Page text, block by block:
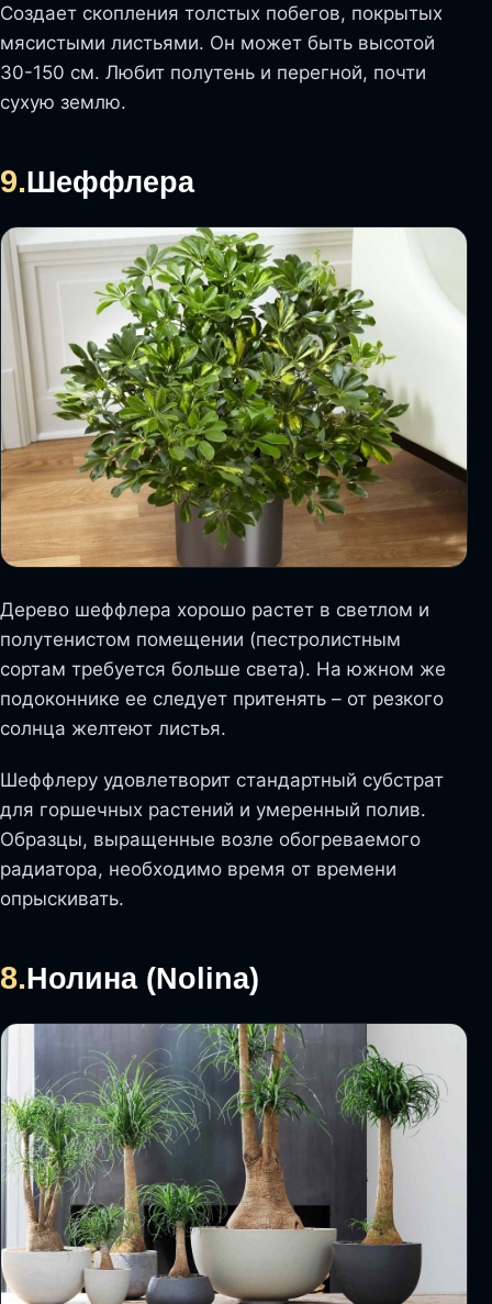
Создает скопления толстых побегов, покрытых
мясистыми листьями. Он может быть высотой
30-150 см. Любит полутень и перегной, почти
сухую землю.
9.Шеффлера
Дерево шеффлера хорошо растет в светлом и
полутенистом помещении (пестролистным
сортам требуется больше света). На южном же
подоконнике ее следует притенять – от резкого
солнца желтеют листья.
Шеффлеру удовлетворит стандартный субстрат
для горшечных растений и умеренный полив.
Образцы, выращенные возле обогреваемого
радиатора, необходимо время от времени
опрыскивать.
8.Нолина (Nolina)